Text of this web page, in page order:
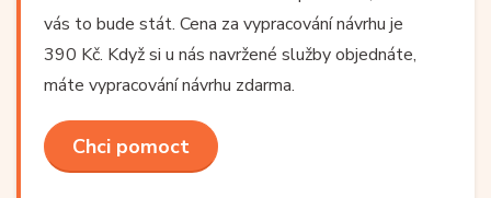
vás to bude stát. Cena za vypracování návrhu je
390 Kč. Když si u nás navržené služby objednáte,
máte vypracování návrhu zdarma.
Chci pomoct